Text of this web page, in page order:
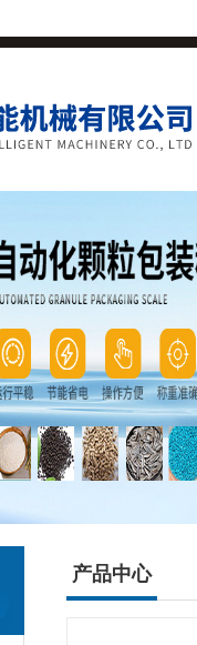
产品中心